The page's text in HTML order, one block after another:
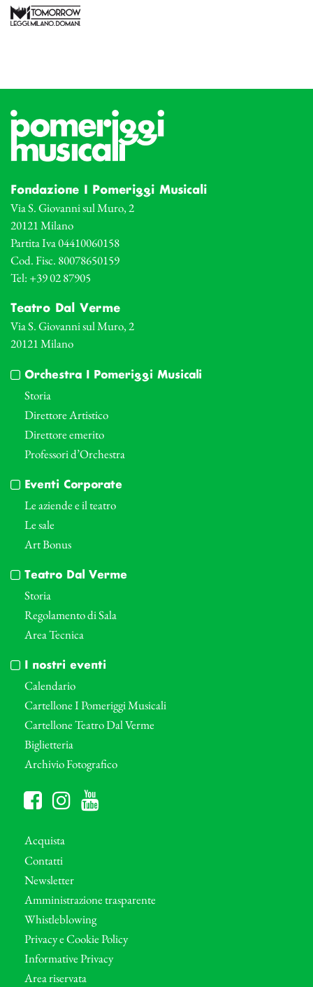
Fondazione I Pomeriggi Musicali
Via S. Giovanni sul Muro, 2
20121 Milano
Partita Iva 04410060158
Cod. Fisc. 80078650159
Tel: +39 02 87905
Teatro Dal Verme
Via S. Giovanni sul Muro, 2
20121 Milano
Orchestra I Pomeriggi Musicali
Storia
Direttore Artistico
Direttore emerito
Professori d’Orchestra
Eventi Corporate
Le aziende e il teatro
Le sale
Art Bonus
Teatro Dal Verme
Storia
Regolamento di Sala
Area Tecnica
I nostri eventi
Calendario
Cartellone I Pomeriggi Musicali
Cartellone Teatro Dal Verme
Biglietteria
Archivio Fotografico
Acquista
Contatti
Newsletter
Amministrazione trasparente
Whistleblowing
Privacy e Cookie Policy
Informative Privacy
Area riservata